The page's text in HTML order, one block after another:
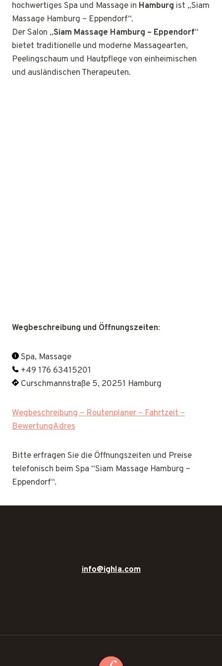
hochwertiges Spa und Massage in Hamburg ist „Siam
Massage Hamburg – Eppendorf“.
Der Salon „Siam Massage Hamburg – Eppendorf“
bietet traditionelle und moderne Massagearten,
Peelingschaum und Hautpflege von einheimischen
und ausländischen Therapeuten.
Wegbeschreibung und Öffnungszeiten:
Spa, Massage
+49 176 63415201
Curschmannstraße 5, 20251 Hamburg
Wegbeschreibung – Routenplaner – Fahrtzeit –
BewertungAdres
Bitte erfragen Sie die Öffnungszeiten und Preise
telefonisch beim Spa “Siam Massage Hamburg –
Eppendorf“.
info@ighla.com